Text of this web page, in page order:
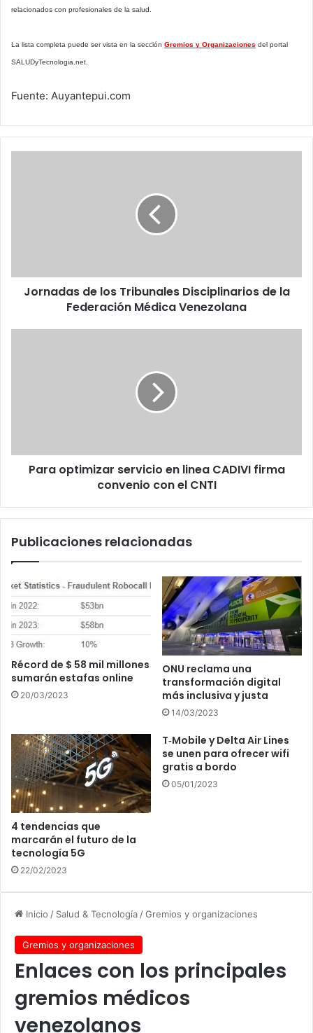
relacionados con profesionales de la salud.
La lista completa puede ser vista en la sección Gremios y Organizaciones del portal
SALUDyTecnologia.net.
Fuente: Auyantepui.com
Médica
Venezolana
Jornadas de los Tribunales Disciplinarios de la
Federación Médica Venezolana
con
Para optimizar servicio en linea CADIVI firma
convenio con el CNTI
Publicaciones relacionadas
Récord de $ 58 mil millones
sumarán estafas online
20/03/2023
ONU reclama una
transformación digital
más inclusiva y justa
14/03/2023
4 tendencias que
marcarán el futuro de la
tecnología 5G
22/02/2023
T‑Mobile y Delta Air Lines
se unen para ofrecer wifi
gratis a bordo
05/01/2023
Inicio / Salud & Tecnología /Gremios y organizaciones
Gremios y organizaciones
Enlaces con los principales
gremios médicos
venezolanos